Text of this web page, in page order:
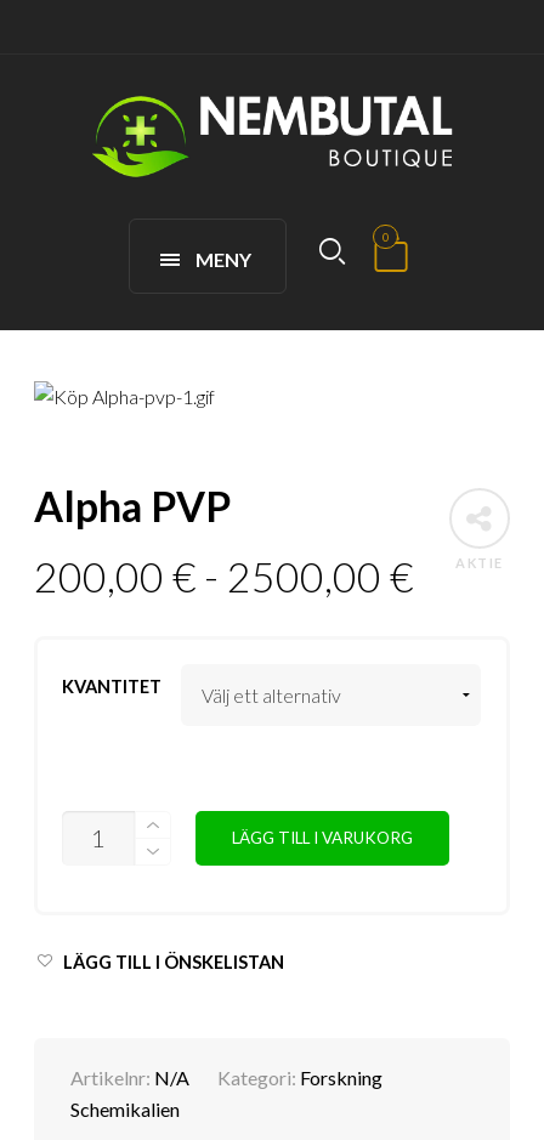
MENY
0
AKTIE
Alpha PVP
200,00€ - 2500,00€
KVANTITET
LÄGG TILL I VARUKORG
LÄGG TILL I ÖNSKELISTAN
Artikelnr: N/A Kategori: Forskning
Schemikalien